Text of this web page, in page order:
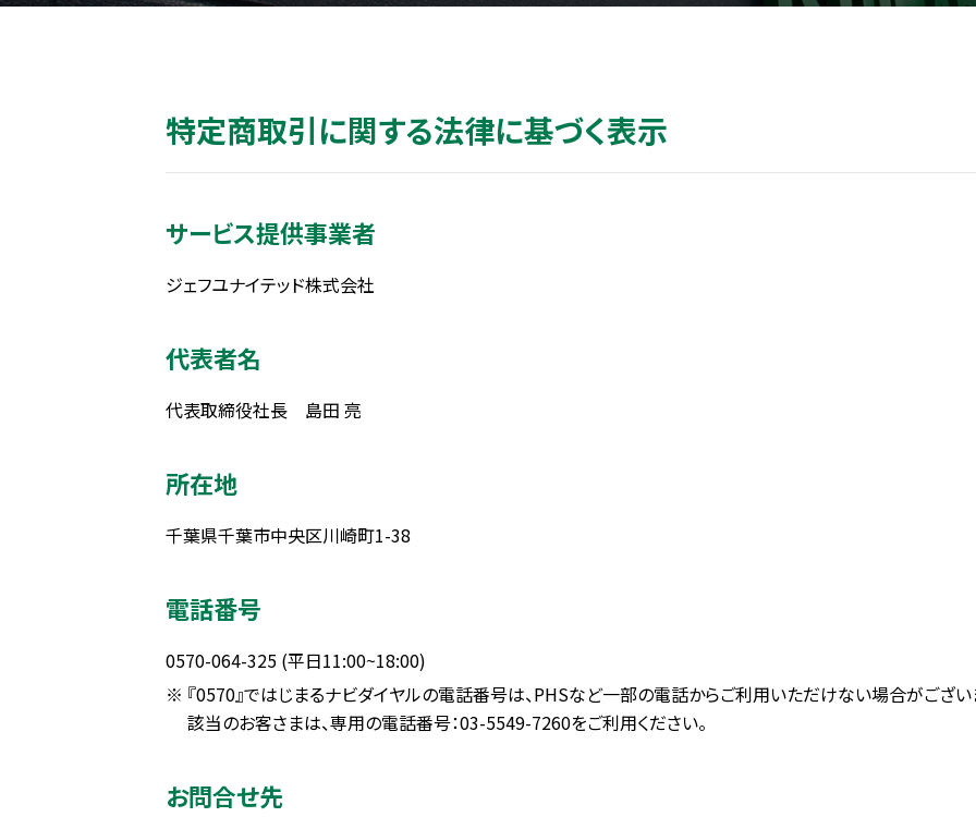
特定商取引に関する法律に基づく表示
サービス提供事業者
ジェフユナイテッド株式会社
代表者名
代表取締役社長 島田 亮
所在地
千葉県千葉市中央区川崎町1-38
電話番号
0570-064-325 (平日11:00~18:00)
『0570』ではじまるナビダイヤルの電話番号は、PHSなど一部の電話からご利用いただけない場合がござい
該当のお客さまは、専用の電話番号：03-5549-7260をご利用ください。
お問合せ先